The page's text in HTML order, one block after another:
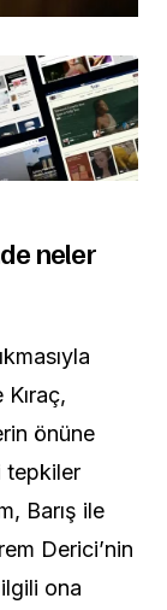
neler
önüne
tepkiler
Barış ile
Derici’nin
ona